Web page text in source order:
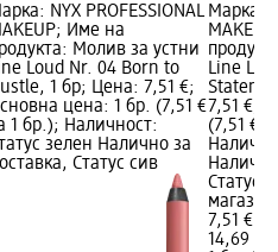
NYX PROFESSIONAL
Име на
Молив за устни
Loud Nr. 04 Born to
1 бр; Цена: 7,51 €;
цена: 1 бр. (7,51 €
1 бр.); Наличност:
зелен Налично за
Статус сив
Марка:
Line
7,51 €;
(7,51 €
Статус
магазин
7,51 €
14,69 лв.